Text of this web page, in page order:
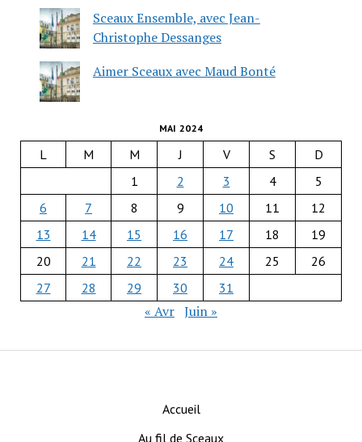
Sceaux Ensemble, avec Jean-
Christophe Dessanges
Aimer Sceaux avec Maud Bonté
MAI 2024
L M M J V S
D
1
2 3 4
5
6
7 8 9 10 11
12
13
14 15 16 17 18
19
20
21 22 23 24 25
26
27
28 29 30 31
« Avr Juin »
Accueil
Au fil de Sceaux